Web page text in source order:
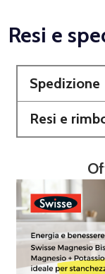
Resi e
Spedizione
Resi e